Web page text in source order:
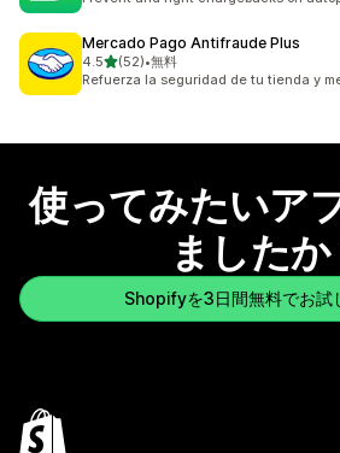
Mercado Pago Antifraude Plus
4.55つ星中
(52)
合計レビュー数：52件
•無料
Refuerza la seguridad de tu tienda y
使ってみたいア
ましたか
Shopifyを3日間無料でお試